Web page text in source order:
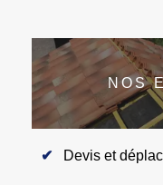
NOS
Devis et